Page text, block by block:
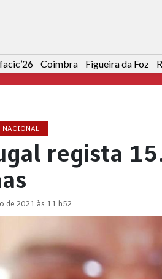
Coimbra Figueira da Foz
NACIONAL
regista
de 2021 às 11 h52